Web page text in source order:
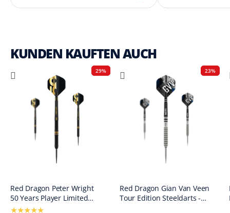
KUNDEN KAUFTEN AUCH
29%
Red Dragon Peter Wright
50 Years Player Limited
Edition Steeldarts - 21g
23%
Red Dragon Gian Van Veen
Tour Edition Steeldarts -